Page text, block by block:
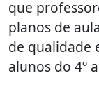
que
planos de
de qualidade
alunos do 4º